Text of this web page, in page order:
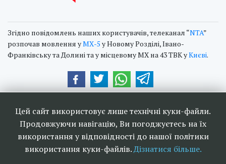
Згідно повідомлень наших користувачів, телеканал “NTA”
розпочав мовлення уМХ-5 у Новому Розділі, Івано-
Франківську та Долині та у місцевому МХ на 43 ТВК уКиєві.
Цей сайт використовує лише технічні куки-файли.
Продовжуючи навігацію, Ви погоджуєтесь на їх
використання у відповідності до нашої політики
використання куки-файлів.Дізнатися більше.